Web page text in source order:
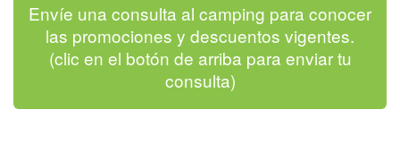
Envíe una consulta al camping para conocer
las promociones y descuentos vigentes.
(clic en el botón de arriba para enviar tu
consulta)